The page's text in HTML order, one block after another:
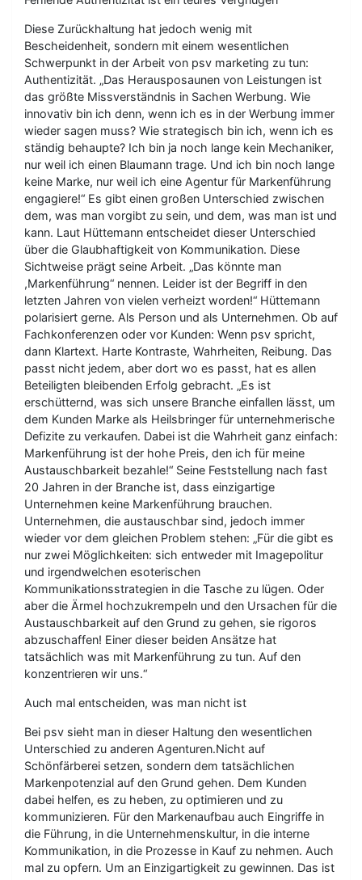
Diese Zurückhaltung hat jedoch wenig mit
Bescheidenheit, sondern mit einem wesentlichen
Schwerpunkt in der Arbeit von psv marketing zu tun:
Authentizität. „Das Herausposaunen von Leistungen ist
das größte Missverständnis in Sachen Werbung. Wie
innovativ bin ich denn, wenn ich es in der Werbung immer
wieder sagen muss? Wie strategisch bin ich, wenn ich es
ständig behaupte? Ich bin ja noch lange kein Mechaniker,
nur weil ich einen Blaumann trage. Und ich bin noch lange
keine Marke, nur weil ich eine Agentur für Markenführung
engagiere!“ Es gibt einen großen Unterschied zwischen
dem, was man vorgibt zu sein, und dem, was man ist und
kann. Laut Hüttemann entscheidet dieser Unterschied
über die Glaubhaftigkeit von Kommunikation. Diese
Sichtweise prägt seine Arbeit. „Das könnte man
,Markenführung“ nennen. Leider ist der Begriff in den
letzten Jahren von vielen verheizt worden!“ Hüttemann
polarisiert gerne. Als Person und als Unternehmen. Ob auf
Fachkonferenzen oder vor Kunden: Wenn psv spricht,
dann Klartext. Harte Kontraste, Wahrheiten, Reibung. Das
passt nicht jedem, aber dort wo es passt, hat es allen
Beteiligten bleibenden Erfolg gebracht. „Es ist
erschütternd, was sich unsere Branche einfallen lässt, um
dem Kunden Marke als Heilsbringer für unternehmerische
Defizite zu verkaufen. Dabei ist die Wahrheit ganz einfach:
Markenführung ist der hohe Preis, den ich für meine
Austauschbarkeit bezahle!“ Seine Feststellung nach fast
20 Jahren in der Branche ist, dass einzigartige
Unternehmen keine Markenführung brauchen.
Unternehmen, die austauschbar sind, jedoch immer
wieder vor dem gleichen Problem stehen: „Für die gibt es
nur zwei Möglichkeiten: sich entweder mit Imagepolitur
und irgendwelchen esoterischen
Kommunikationsstrategien in die Tasche zu lügen. Oder
aber die Ärmel hochzukrempeln und den Ursachen für die
Austauschbarkeit auf den Grund zu gehen, sie rigoros
abzuschaffen! Einer dieser beiden Ansätze hat
tatsächlich was mit Markenführung zu tun. Auf den
konzentrieren wir uns.“
Auch mal entscheiden, was man nicht ist
Bei psv sieht man in dieser Haltung den wesentlichen
Unterschied zu anderen Agenturen.Nicht auf
Schönfärberei setzen, sondern dem tatsächlichen
Markenpotenzial auf den Grund gehen. Dem Kunden
dabei helfen, es zu heben, zu optimieren und zu
kommunizieren. Für den Markenaufbau auch Eingriffe in
die Führung, in die Unternehmenskultur, in die interne
Kommunikation, in die Prozesse in Kauf zu nehmen. Auch
mal zu opfern. Um an Einzigartigkeit zu gewinnen. Das ist